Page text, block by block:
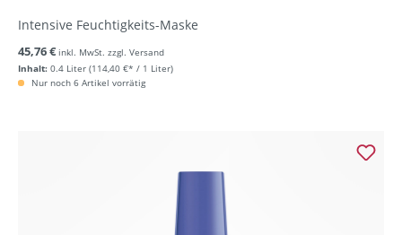
Intensive Feuchtigkeits-Maske
Inhalt: 0.4 Liter (114,40 €* / 1 Liter)
45,76 € inkl. MwSt. zzgl. Versand
Nur noch 6 Artikel vorrätig